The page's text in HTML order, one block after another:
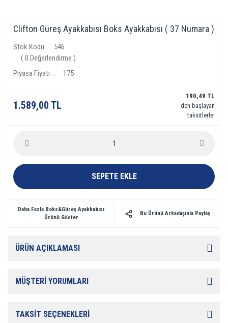
Clifton Güreş Ayakkabısı Boks Ayakkabısı ( 37 Numara )
Stok Kodu
546
( 0 Değerlendirme )
Piyasa Fiyatı
175
1.589,00 TL
190,49 TL
den başlayan
taksitlerle!
SEPETE EKLE
Daha Fazla Boks&Güreş Ayakkabısı
Ürünü Göster
Bu Ürünü Arkadaşınla Paylaş
ÜRÜN AÇIKLAMASI
MÜŞTERİ YORUMLARI
TAKSİT SEÇENEKLERİ